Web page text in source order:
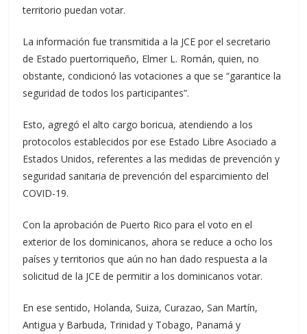
territorio puedan votar.
La información fue transmitida a la JCE por el secretario
de Estado puertorriqueño, Elmer L. Román, quien, no
obstante, condicionó las votaciones a que se “garantice la
seguridad de todos los participantes”.
Esto, agregó el alto cargo boricua, atendiendo a los
protocolos establecidos por ese Estado Libre Asociado a
Estados Unidos, referentes a las medidas de prevención y
seguridad sanitaria de prevención del esparcimiento del
COVID-19.
Con la aprobación de Puerto Rico para el voto en el
exterior de los dominicanos, ahora se reduce a ocho los
países y territorios que aún no han dado respuesta a la
solicitud de la JCE de permitir a los dominicanos votar.
En ese sentido, Holanda, Suiza, Curazao, San Martín,
Antigua y Barbuda, Trinidad y Tobago, Panamá y